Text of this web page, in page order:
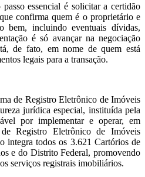
essencial é solicitar a certidão
confirma quem é o proprietário e
bem, incluindo eventuais dívidas,
é só avançar na negociação
de fato, em nome de quem está
legais para a transação.
de Registro Eletrônico de Imóveis
jurídica especial, instituída pela
por implementar e operar, em
Registro Eletrônico de Imóveis
integra todos os 3.621 Cartórios de
e do Distrito Federal, promovendo
serviços registrais imobiliários.